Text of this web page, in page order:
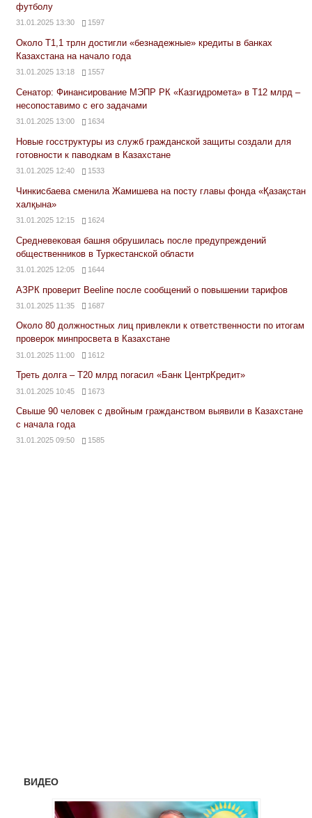
футболу
31.01.2025 13:30 1597
Около Т1,1 трлн достигли «безнадежные» кредиты в банках
Казахстана на начало года
31.01.2025 13:18 1557
Сенатор: Финансирование МЭПР РК «Казгидромета» в Т12 млрд –
несопоставимо с его задачами
31.01.2025 13:00 1634
Новые госструктуры из служб гражданской защиты создали для
готовности к паводкам в Казахстане
31.01.2025 12:40 1533
Чинкисбаева сменила Жамишева на посту главы фонда «Қазақстан
халқына»
31.01.2025 12:15 1624
Средневековая башня обрушилась после предупреждений
общественников в Туркестанской области
31.01.2025 12:05 1644
АЗРК проверит Beeline после сообщений о повышении тарифов
31.01.2025 11:35 1687
Около 80 должностных лиц привлекли к ответственности по итогам
проверок минпросвета в Казахстане
31.01.2025 11:00 1612
Треть долга – Т20 млрд погасил «Банк ЦентрКредит»
31.01.2025 10:45 1673
Свыше 90 человек с двойным гражданством выявили в Казахстане
с начала года
31.01.2025 09:50 1585
ВИДЕО